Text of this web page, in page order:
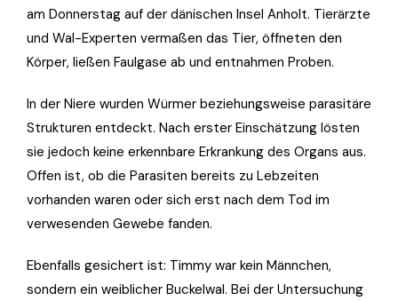
am Donnerstag auf der dänischen Insel Anholt. Tierärzte
und Wal-Experten vermaßen das Tier, öffneten den
Körper, ließen Faulgase ab und entnahmen Proben.
In der Niere wurden Würmer beziehungsweise parasitäre
Strukturen entdeckt. Nach erster Einschätzung lösten
sie jedoch keine erkennbare Erkrankung des Organs aus.
Offen ist, ob die Parasiten bereits zu Lebzeiten
vorhanden waren oder sich erst nach dem Tod im
verwesenden Gewebe fanden.
Ebenfalls gesichert ist: Timmy war kein Männchen,
sondern ein weiblicher Buckelwal. Bei der Untersuchung